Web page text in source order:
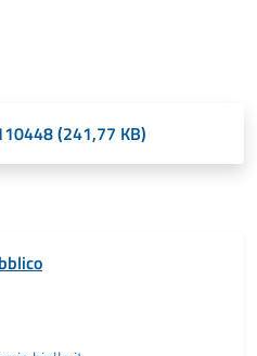
(241,77 KB)